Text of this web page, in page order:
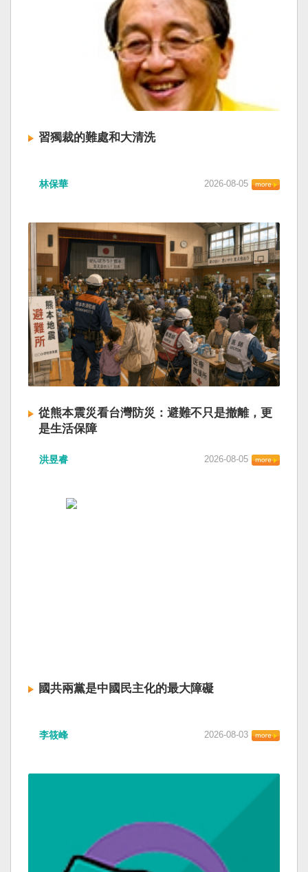
習獨裁的難處和大清洗
林保華 2026-08-05
從熊本震災看台灣防災：避難不只是撤離，更
是生活保障
洪昱睿 2026-08-05
國共兩黨是中國民主化的最大障礙
李筱峰 2026-08-03